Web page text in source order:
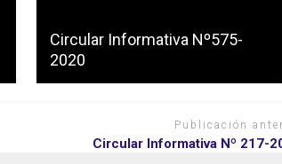
Circular Informativa Nº575-
2020
Publicación
Circular Informativa Nº 217-